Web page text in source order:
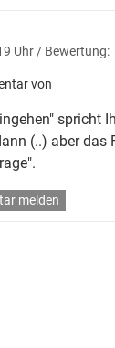
Uhr / Bewertung:
von
spricht
(..) aber das
melden